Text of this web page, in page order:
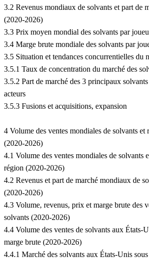
3.2 Revenus mondiaux de solvants et part de
(2020-2026)
3.3 Prix moyen mondial des solvants par
3.4 Marge brute mondiale des solvants par
3.5 Situation et tendances concurrentielles du
3.5.1 Taux de concentration du marché des
3.5.2 Part de marché des 3 principaux
acteurs
3.5.3 Fusions et acquisitions, expansion
4 Volume des ventes mondiales de solvants et
(2020-2026)
4.1 Volume des ventes mondiales de solvants
région (2020-2026)
4.2 Revenus et part de marché mondiaux de
(2020-2026)
4.3 Volume, revenus, prix et marge brute des
solvants (2020-2026)
4.4 Volume des ventes de solvants aux États-
marge brute (2020-2026)
4.4.1 Marché des solvants aux États-Unis